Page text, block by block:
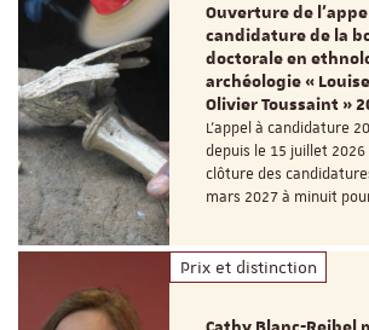
Ouverture de
candidature de la
doctorale en
archéologie «
Olivier Toussaint »
L’appel à candidature
depuis le 15 juillet
clôture des
mars 2027 à minuit
Prix et distinction